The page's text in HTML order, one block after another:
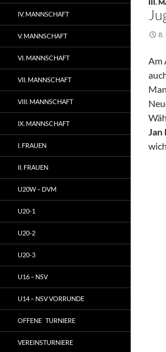
III.
8.
Am
Jan
IV. MANNSCHAFT
V. MANNSCHAFT
VI. MANNSCHAFT
VII. MANNSCHAFT
VIII. MANNSCHAFT
IX. MANNSCHAFT
I. FRAUEN
II. FRAUEN
U20W – DVM
U20-1
U20-2
U20-3
U16 – NSV
U14 – NSV VORRUNDE
OFFENE TURNIERE
VEREINSTURNIERE